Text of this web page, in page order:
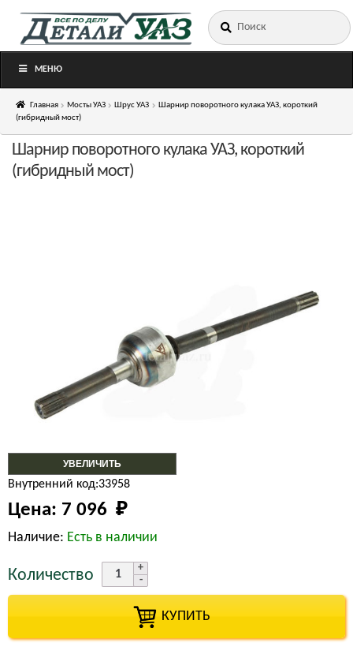
Перейти
Перейти
Искать:
МЕНЮ
Главная Мосты УАЗ Шрус УАЗ
Шарнир поворотного кулака УАЗ, короткий
(гибридный мост)
УВЕЛИЧИТЬ
Шарнир поворотного кулака УАЗ, короткий
(гибридный мост)
Внутренний код:33958
Цена: 7 096 ₽
Наличие: Есть в наличии
Количество
КУПИТЬ